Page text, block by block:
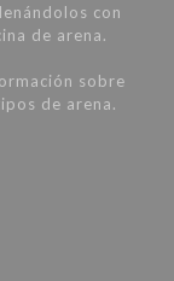
con
de arena.
sobre
de arena.